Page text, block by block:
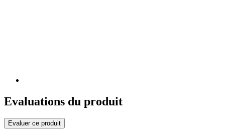
Evaluations du produit
Evaluer ce produit